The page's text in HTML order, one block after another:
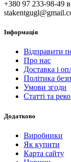
+380 97 233-98-49
Інформація
Відправити
Про нас
Доставка і
Політика
Умови згоди
Статті та
Додатково
Виробники
Як купити
Карта сайту